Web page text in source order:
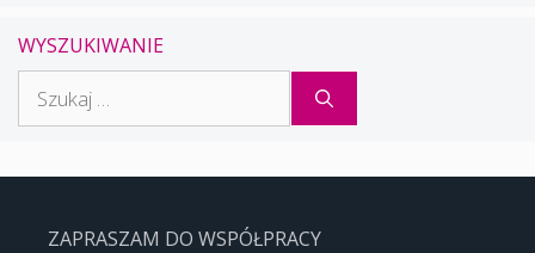
WYSZUKIWANIE
ZAPRASZAM DO WSPÓŁPRACY